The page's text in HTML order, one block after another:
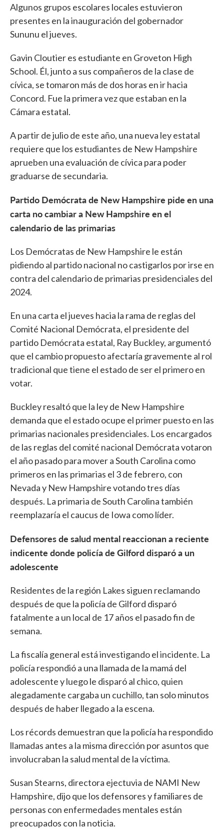
Algunos grupos escolares locales estuvieron
presentes en la inauguración del gobernador
Sununu el jueves.
Gavin Cloutier es estudiante en Groveton High
School. Él, junto a sus compañeros de la clase de
cívica, se tomaron más de dos horas en ir hacia
Concord. Fue la primera vez que estaban en la
Cámara estatal.
A partir de julio de este año, una nueva ley estatal
requiere que los estudiantes de New Hampshire
aprueben una evaluación de cívica para poder
graduarse de secundaria.
Partido Demócrata de New Hampshire pide en una
carta no cambiar a New Hampshire en el
calendario de las primarias
Los Demócratas de New Hampshire le están
pidiendo al partido nacional no castigarlos por irse en
contra del calendario de primarias presidenciales del
2024.
En una carta el jueves hacia la rama de reglas del
Comité Nacional Demócrata, el presidente del
partido Demócrata estatal, Ray Buckley, argumentó
que el cambio propuesto afectaría gravemente al rol
tradicional que tiene el estado de ser el primero en
votar.
Buckley resaltó que la ley de New Hampshire
demanda que el estado ocupe el primer puesto en las
primarias nacionales presidenciales. Los encargados
de las reglas del comité nacional Demócrata votaron
el año pasado para mover a South Carolina como
primeros en las primarias el 3 de febrero, con
Nevada y New Hampshire votando tres días
después. La primaria de South Carolina también
reemplazaría el caucus de Iowa como líder.
Defensores de salud mental reaccionan a reciente
indicente donde policía de Gilford disparó a un
adolescente
Residentes de la región Lakes siguen reclamando
después de que la policía de Gilford disparó
fatalmente a un local de 17 años el pasado fin de
semana.
La fiscalía general está investigando el incidente. La
policía respondió a una llamada de la mamá del
adolescente y luego le disparó al chico, quien
alegadamente cargaba un cuchillo, tan solo minutos
después de haber llegado a la escena.
Los récords demuestran que la policía ha respondido
llamadas antes a la misma dirección por asuntos que
involucraban la salud mental de la víctima.
Susan Stearns, directora ejectuvia de NAMI New
Hampshire, dijo que los defensores y familiares de
personas con enfermedades mentales están
preocupados con la noticia.